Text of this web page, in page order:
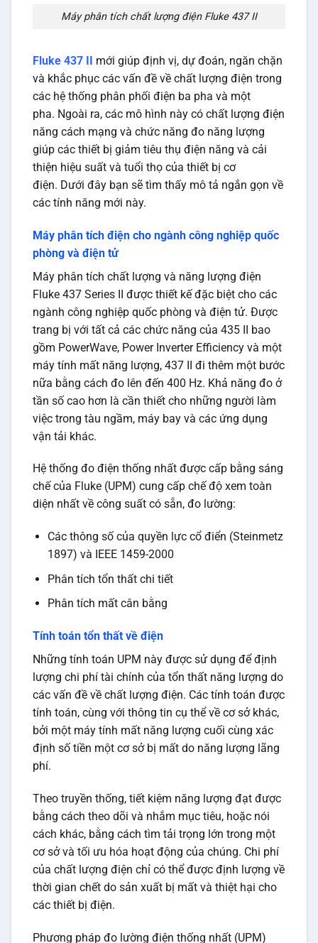
Máy phân tích chất lượng điện Fluke 437 II
Fluke 437 II mới giúp định vị, dự đoán, ngăn chặn
và khắc phục các vấn đề về chất lượng điện trong
các hệ thống phân phối điện ba pha và một
pha. Ngoài ra, các mô hình này có chất lượng điện
năng cách mạng và chức năng đo năng lượng
giúp các thiết bị giảm tiêu thụ điện năng và cải
thiện hiệu suất và tuổi thọ của thiết bị cơ
điện. Dưới đây bạn sẽ tìm thấy mô tả ngắn gọn về
các tính năng mới này.
Máy phân tích điện cho ngành công nghiệp quốc
phòng và điện tử
Máy phân tích chất lượng và năng lượng điện
Fluke 437 Series II được thiết kế đặc biệt cho các
ngành công nghiệp quốc phòng và điện tử. Được
trang bị với tất cả các chức năng của 435 II bao
gồm PowerWave, Power Inverter Efficiency và một
máy tính mất năng lượng, 437 II đi thêm một bước
nữa bằng cách đo lên đến 400 Hz. Khả năng đo ở
tần số cao hơn là cần thiết cho những người làm
việc trong tàu ngầm, máy bay và các ứng dụng
vận tải khác.
Hệ thống đo điện thống nhất được cấp bằng sáng
chế của Fluke (UPM) cung cấp chế độ xem toàn
diện nhất về công suất có sẵn, đo lường:
Các thông số của quyền lực cổ điển (Steinmetz
1897) và IEEE 1459-2000
Phân tích tổn thất chi tiết
Phân tích mất cân bằng
Tính toán tổn thất về điện
Những tính toán UPM này được sử dụng để định
lượng chi phí tài chính của tổn thất năng lượng do
các vấn đề về chất lượng điện. Các tính toán được
tính toán, cùng với thông tin cụ thể về cơ sở khác,
bởi một máy tính mất năng lượng cuối cùng xác
định số tiền một cơ sở bị mất do năng lượng lãng
phí.
Theo truyền thống, tiết kiệm năng lượng đạt được
bằng cách theo dõi và nhắm mục tiêu, hoặc nói
cách khác, bằng cách tìm tải trọng lớn trong một
cơ sở và tối ưu hóa hoạt động của chúng. Chi phí
của chất lượng điện chỉ có thể được định lượng về
thời gian chết do sản xuất bị mất và thiệt hại cho
các thiết bị điện.
Phương pháp đo lường điện thống nhất (UPM)